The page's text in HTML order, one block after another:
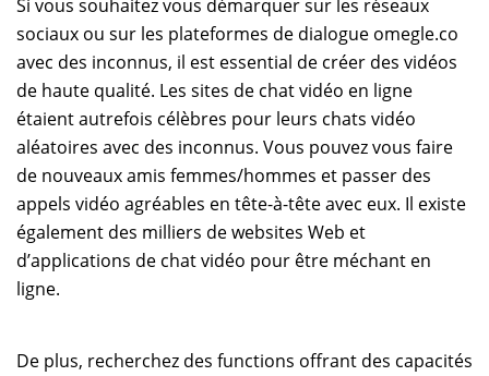
Si vous souhaitez vous démarquer sur les réseaux
sociaux ou sur les plateformes de dialogue omegle.co
avec des inconnus, il est essential de créer des vidéos
de haute qualité. Les sites de chat vidéo en ligne
étaient autrefois célèbres pour leurs chats vidéo
aléatoires avec des inconnus. Vous pouvez vous faire
de nouveaux amis femmes/hommes et passer des
appels vidéo agréables en tête-à-tête avec eux. Il existe
également des milliers de websites Web et
d’applications de chat vidéo pour être méchant en
ligne.
De plus, recherchez des functions offrant des capacités